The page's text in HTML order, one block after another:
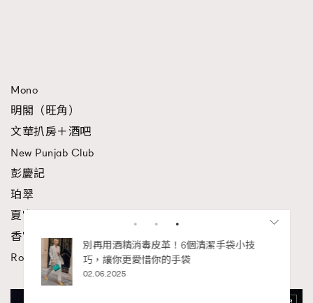
Mono
明閣（旺角）
文華扒房＋酒吧
New Punjab Club
彭慶記
珀翠
夏宮
香宮
Roganic
顯
別再用酒精消毒皮革！6個清潔手袋小技
巧，讓你更愛惜你的手袋
02.06.2025